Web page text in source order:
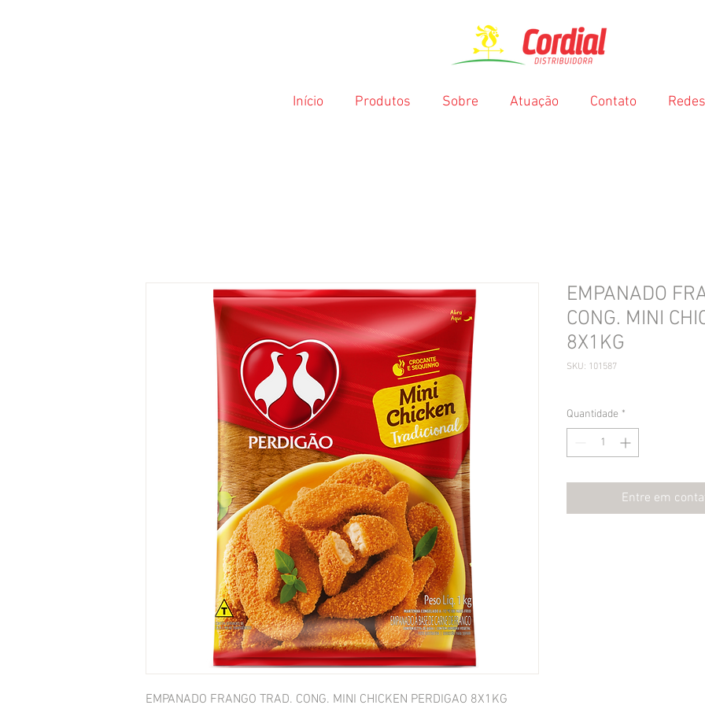
Início Produtos Sobre Atuação Contato
EMPANADO FRANGO TRAD. CONG. MINI CHICKEN PERDIGAO 8X1KG
EMPANADO
CONG. MINI
8X1KG
SKU: 101587
Quantidade *
Entre em